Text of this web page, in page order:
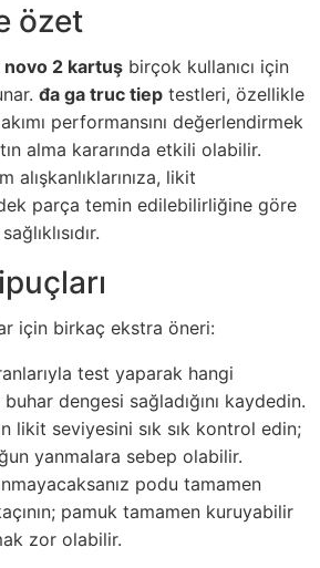
özet
novo 2 kartuş birçok kullanıcı için
đa ga truc tiep testleri, özellikle
performansını değerlendirmek
alma kararında etkili olabilir.
alışkanlıklarınıza, likit
parça temin edilebilirliğine göre
için birkaç ekstra öneri:
test yaparak hangi
dengesi sağladığını kaydedin.
likit seviyesini sık sık kontrol edin;
yanmalara sebep olabilir.
podu tamamen
pamuk tamamen kuruyabilir
zor olabilir.